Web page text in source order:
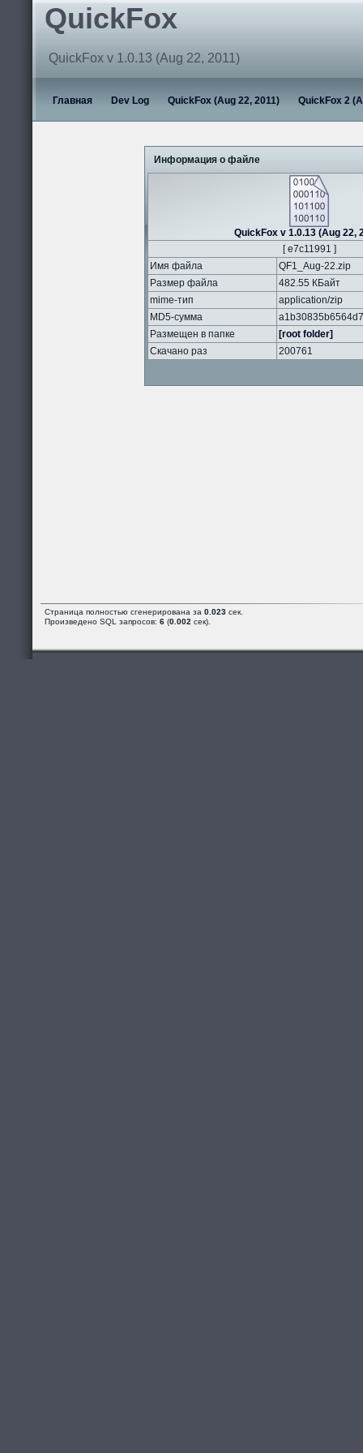
QuickFox
QuickFox v 1.0.13 (Aug 22, 2011)
Главная Dev Log QuickFox (Aug 22, 2011) QuickFox 2
Информация о файле
QuickFox v 1.0.13 (Aug 22,
[ e7c11991 ]
Имя файла
QF1_Aug-22.zip
Размер файла
482.55 КБайт
mime-тип
application/zip
MD5-сумма
Размещен в папке
[root folder]
Скачано раз
200761
Страница полностью сгенерирована за 0.023 сек.
Произведено SQL запросов: 6 (0.002 сек).